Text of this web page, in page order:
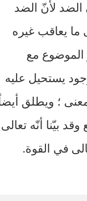
لأنّ الضد
يعاقب غيره
مع
يستحيل عليه
؛ ويطلق أيضاً
بيّنا أنّه تعالى
في القوة.